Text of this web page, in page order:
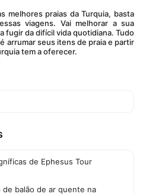
viagens. Vai melhorar a sua
fugir da difícil vida quotidiana. Tudo
arrumar seus itens de praia e partir
tem a oferecer.
de Ephesus Tour
balão de ar quente na